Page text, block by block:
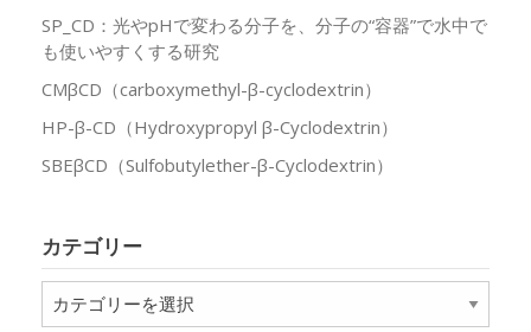
SP_CD：光やpHで変わる分子を、分子の“容器”で水中で
も使いやすくする研究
CMβCD（carboxymethyl-β-cyclodextrin）
HP-β-CD（Hydroxypropyl β-Cyclodextrin）
SBEβCD（Sulfobutylether-β-Cyclodextrin）
カテゴリー
テ